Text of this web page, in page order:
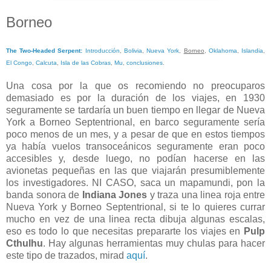
Borneo
The Two-Headed Serpent: Introducción Bolivia ,Nueva York Borneo Oklahoma Islandia
El Congo Calcuta Isla de las Cobras Mu conclusiones
Una cosa por la que os recomiendo no preocuparos
demasiado es por la duración de los viajes, en 1930
seguramente se tardaría un buen tiempo en llegar de Nueva
York a Borneo Septentrional, en barco seguramente sería
poco menos de un mes, y a pesar de que en estos tiempos
ya había vuelos transoceánicos seguramente eran poco
accesibles y, desde luego, no podían hacerse en las
avionetas pequeñas en las que viajarán presumiblemente
los investigadores. NI CASO, saca un mapamundi, pon la
banda sonora de Indiana Jones y traza una linea roja entre
Nueva York y Borneo Septentrional, si te lo quieres currar
mucho en vez de una linea recta dibuja algunas escalas,
eso es todo lo que necesitas prepararte los viajes en Pulp
Cthulhu. Hay algunas herramientas muy chulas para hacer
este tipo de trazados, mirad aquí.